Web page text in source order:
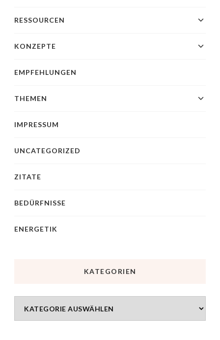
RESSOURCEN
KONZEPTE
EMPFEHLUNGEN
THEMEN
IMPRESSUM
UNCATEGORIZED
ZITATE
BEDÜRFNISSE
ENERGETIK
KATEGORIEN